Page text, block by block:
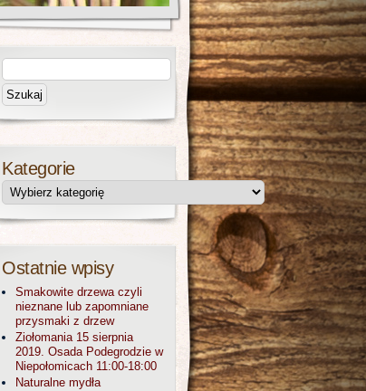
Kategorie
Ostatnie wpisy
Smakowite drzewa czyli
nieznane lub zapomniane
przysmaki z drzew
Ziołomania 15 sierpnia
2019. Osada Podegrodzie w
Niepołomicach 11:00-18:00
Naturalne mydła